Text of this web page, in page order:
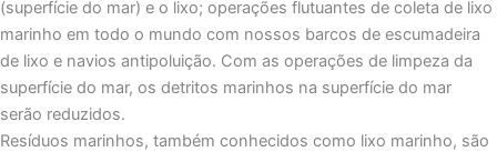
(superfície do mar) e o lixo; operações flutuantes de coleta de lixo
marinho em todo o mundo com nossos barcos de escumadeira
de lixo e navios antipoluição. Com as operações de limpeza da
superfície do mar, os detritos marinhos na superfície do mar
serão reduzidos.
Resíduos marinhos, também conhecidos como lixo marinho, são